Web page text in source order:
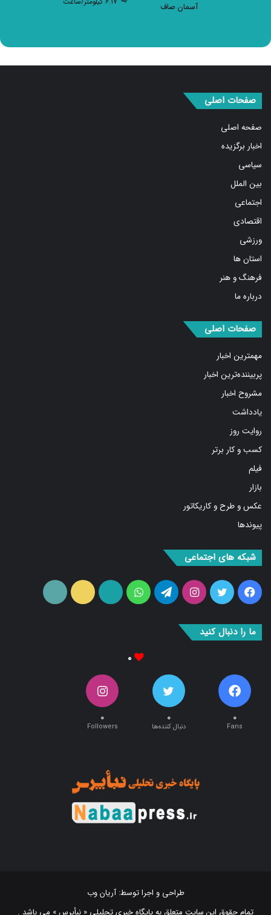
صفحه اصلی
اخبار برگزیده
سیاسی
بین الملل
اجتماعی
اقتصادی
ورزشی
استان ها
فرهنگ و هنر
درباره ما
مهمترین اخبار
پربیننده‌ترین اخبار
مشروح اخبار
یادداشت
روایت روز
کسب و کار برتر
فیلم
بازار
عکس و طرح و کاریکاتور
پیوندها
فیس
بوک
توییتراینستاگرامتلگرامواتس
آپ
آپارات ایتا
۰ ۰ ۰
تمام حقوق این سایت متعلق به پایگاه خبری تحلیلی « نبأپرس » می باشد .